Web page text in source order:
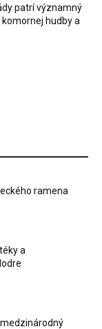
patrí významný
hudby a
ramena
a